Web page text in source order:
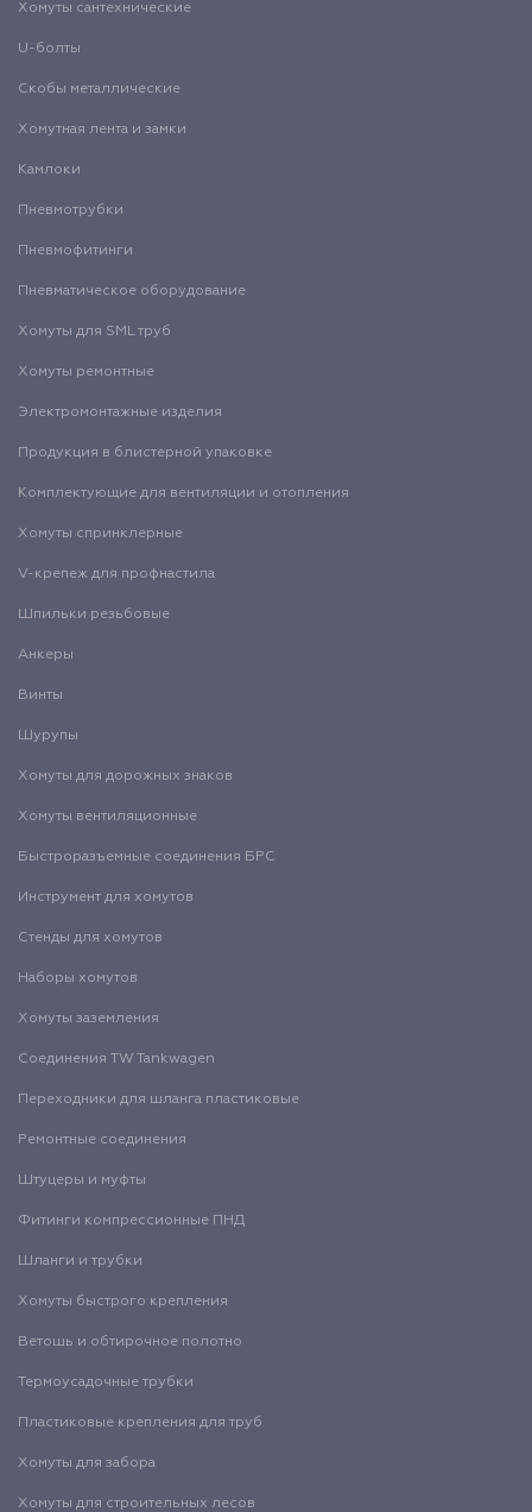
Хомуты сантехнические
U-болты
Скобы металлические
Хомутная лента и замки
Камлоки
Пневмотрубки
Пневмофитинги
Пневматическое оборудование
Хомуты для SML труб
Хомуты ремонтные
Электромонтажные изделия
Продукция в блистерной упаковке
Комплектующие для вентиляции и отопления
Хомуты спринклерные
V-крепеж для профнастила
Шпильки резьбовые
Анкеры
Винты
Шурупы
Хомуты для дорожных знаков
Хомуты вентиляционные
Быстроразъемные соединения БРС
Инструмент для хомутов
Стенды для хомутов
Наборы хомутов
Хомуты заземления
Соединения TW Tankwagen
Переходники для шланга пластиковые
Ремонтные соединения
Штуцеры и муфты
Фитинги компрессионные ПНД
Шланги и трубки
Хомуты быстрого крепления
Ветошь и обтирочное полотно
Термоусадочные трубки
Пластиковые крепления для труб
Хомуты для забора
Хомуты для строительных лесов